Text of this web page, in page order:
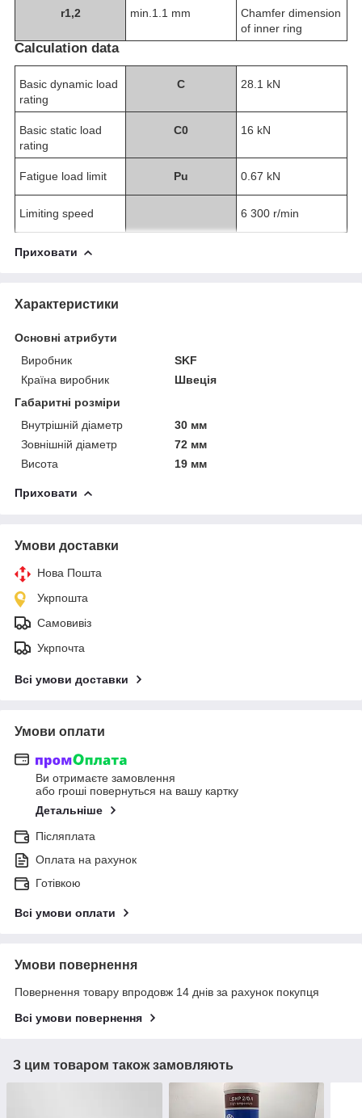
r1,2 min.1.1 mm
Chamfer dimension
of inner ring
Calculation data
Basic dynamic load
rating
C 28.1 kN
Basic static load
rating
C0 16 kN
Fatigue load limit Pu 0.67 kN
Limiting speed 6 300 r/min
Приховати
Характеристики
Основні атрибути
Виробник
SKF
Країна виробник
Швеція
Габаритні розміри
Внутрішній діаметр
30 мм
Зовнішній діаметр
72 мм
Висота
19 мм
Приховати
Умови доставки
Нова Пошта
Укрпошта
Самовивіз
Укрпочта
Всі умови доставки
Умови оплати
Ви отримаєте замовлення
або гроші повернуться на вашу картку
Детальніше
Післяплата
Оплата на рахунок
Готівкою
Всі умови оплати
Умови повернення
Повернення товару впродовж 14 днів за рахунок покупця
Всі умови повернення
З цим товаром також замовляють